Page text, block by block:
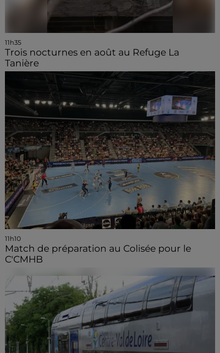
11h35
Trois nocturnes en août au Refuge La
Tanière
11h10
Match de préparation au Colisée pour le
C'CMHB